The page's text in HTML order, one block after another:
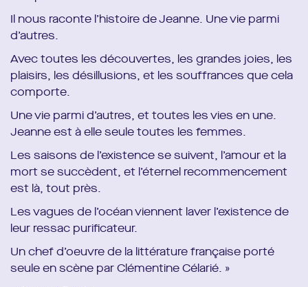
Il nous raconte l’histoire de Jeanne. Une vie parmi
d’autres.
Avec toutes les découvertes, les grandes joies, les
plaisirs, les désillusions, et les souffrances que cela
comporte.
Une vie parmi d’autres, et toutes les vies en une.
Jeanne est à elle seule toutes les femmes.
Les saisons de l’existence se suivent, l’amour et la
mort se succèdent, et l’éternel recommencement
est là, tout près.​
Les vagues de l’océan viennent laver l’existence de
leur ressac purificateur.
Un chef d’oeuvre de la littérature française porté
seule en scène par Clémentine Célarié. »